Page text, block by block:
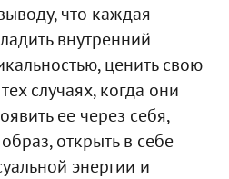
что каждая
внутренний
ценить свою
случаях, когда они
ее через себя,
открыть в себе
энергии и